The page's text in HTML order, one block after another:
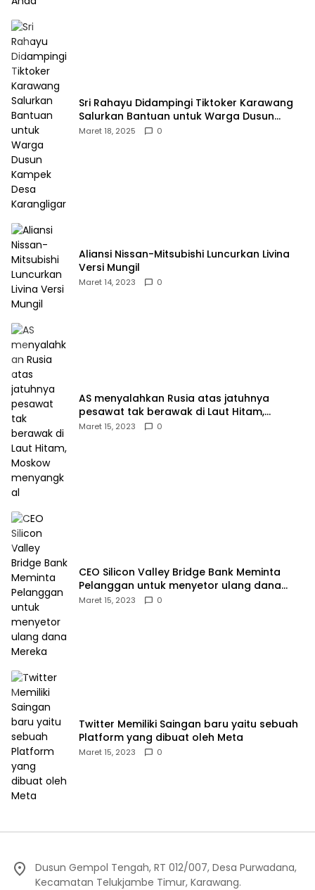
Sri Rahayu Didampingi Tiktoker Karawang
Salurkan Bantuan untuk Warga Dusun
Kampek Desa Karangligar
Maret 18, 2025 0
Aliansi Nissan-Mitsubishi Luncurkan Livina
Versi Mungil
Maret 14, 2023 0
AS menyalahkan Rusia atas jatuhnya
pesawat tak berawak di Laut Hitam,
Moskow menyangkal
Maret 15, 2023 0
CEO Silicon Valley Bridge Bank Meminta
Pelanggan untuk menyetor ulang dana
Mereka
Maret 15, 2023 0
Twitter Memiliki Saingan baru yaitu sebuah
Platform yang dibuat oleh Meta
Maret 15, 2023 0
Dusun Gempol Tengah, RT 012/007, Desa Purwadana,
Kecamatan Telukjambe Timur, Karawang.